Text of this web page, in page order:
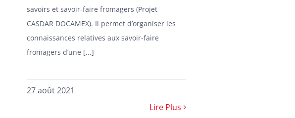
savoirs et savoir-faire fromagers (Projet
CASDAR DOCAMEX). Il permet d’organiser les
connaissances relatives aux savoir-faire
fromagers d’une [...]
27 août 2021
Lire Plus